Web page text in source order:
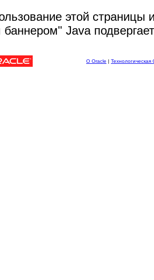
этой страницы
Java
О Oracle | Технологическая